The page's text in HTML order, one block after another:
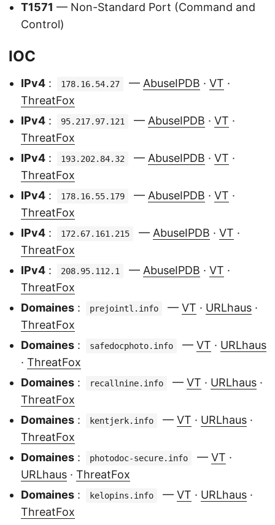
T1571 — Non-Standard Port (Command and
Control)
IOC
IPv4 : 178.16.54.27 — AbuseIPDB · VT ·
ThreatFox
IPv4 : 95.217.97.121 — AbuseIPDB · VT ·
ThreatFox
IPv4 : 193.202.84.32 — AbuseIPDB · VT ·
ThreatFox
IPv4 : 178.16.55.179 — AbuseIPDB · VT ·
ThreatFox
IPv4 : 172.67.161.215 — AbuseIPDB · VT ·
ThreatFox
IPv4 : 208.95.112.1 — AbuseIPDB · VT ·
ThreatFox
Domaines : prejointl.info — VT · URLhaus ·
ThreatFox
Domaines : safedocphoto.info — VT · URLhaus
· ThreatFox
Domaines : recallnine.info — VT · URLhaus ·
ThreatFox
Domaines : kentjerk.info — VT · URLhaus ·
ThreatFox
Domaines : photodoc-secure.info — VT ·
URLhaus · ThreatFox
Domaines : kelopins.info — VT · URLhaus ·
ThreatFox